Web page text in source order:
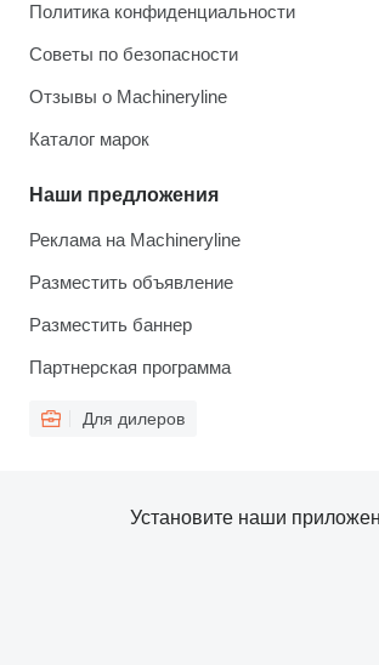
Политика конфиденциальности
Советы по безопасности
Отзывы о Machineryline
Каталог марок
Наши предложения
Реклама на Machineryline
Разместить объявление
Разместить баннер
Партнерская программа
Для дилеров
Установите наши